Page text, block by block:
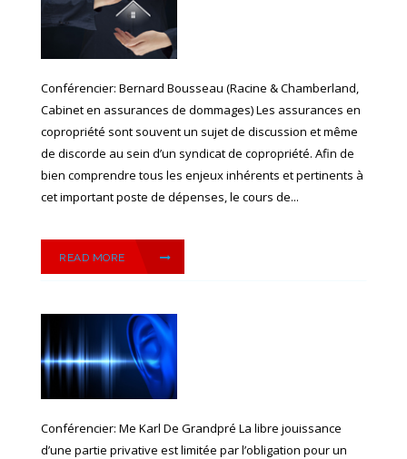
Conférencier: Bernard Bousseau (Racine & Chamberland,
Cabinet en assurances de dommages) Les assurances en
copropriété sont souvent un sujet de discussion et même
de discorde au sein d’un syndicat de copropriété. Afin de
bien comprendre tous les enjeux inhérents et pertinents à
cet important poste de dépenses, le cours de...
READ MORE
Conférencier: Me Karl De Grandpré La libre jouissance
d’une partie privative est limitée par l’obligation pour un